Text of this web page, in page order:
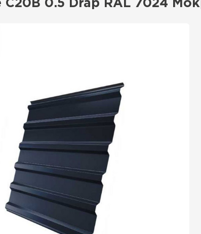
C20В 0.5 Drap RAL 7024